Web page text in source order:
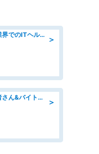
＞
ヘルプデスク/外資系保険業界でのITヘルプデスク業務/駅近/即日勤務可/ヘルプデスク
＞
ホールスタッフ/「未経験者さん&バイトデビューも大歓迎」残業ほぼなし×1日3時間〜勤務OK!フォロー体制も充実/広島県/広島市南区